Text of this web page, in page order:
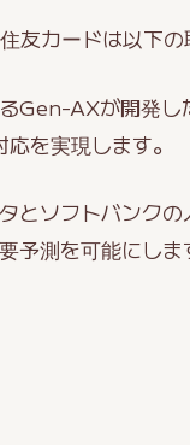
友カードは以下の
Gen-AXが開発
を実現します。
とソフトバンク
予測を可能にしま